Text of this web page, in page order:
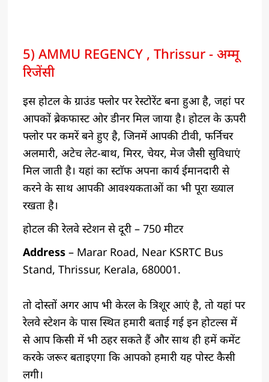
5) AMMU REGENCY , Thrissur - अम्मू
रिजेंसी
इस होटल के ग्राउंड फ्लोर पर रेस्टोरेंट बना हुआ है, जहां पर
आपकों ब्रेकफास्ट ओर डीनर मिल जाया है। होटल के ऊपरी
फ्लोर पर कमरें बने हुए है, जिनमें आपकी टीवी, फर्निचर
अलमारी, अटेच लेट-बाथ, मिरर, चेयर, मेज जैसी सुविधाएं
मिल जाती है। यहां का स्टाॅफ अपना कार्य ईमानदारी से
करने के साथ आपकी आवश्यकताओं का भी पूरा ख्याल
रखता है।
होटल की रेलवे स्टेशन से दूरी – 750 मीटर
Address– Marar Road, Near KSRTC Bus
Stand, Thrissur, Kerala, 680001.
तो दोस्तों अगर आप भी केरल के त्रिशूर आएं है, तो यहां पर
रेलवे स्टेशन के पास स्थित हमारी बताई गई इन होटल्स में
से आप किसी में भी ठहर सकते हैं और साथ ही हमें कमेंट
करके जरूर बताइएगा कि आपको हमारी यह पोस्ट कैसी
लगी।